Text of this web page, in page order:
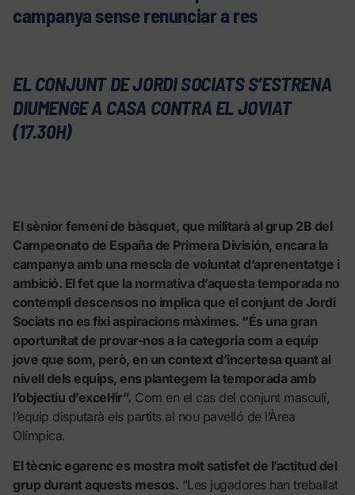
campanya sense renunciar a res
EL CONJUNT DE JORDI SOCIATS S’ESTRENA
DIUMENGE A CASA CONTRA EL JOVIAT
(17.30H)
El sènior femení de bàsquet, que militarà al grup 2B del
Campeonato de España de Primera División, encara la
campanya amb una mescla de voluntat d’aprenentatge i
ambició. El fet que la normativa d’aquesta temporada no
contempli descensos no implica que el conjunt de Jordi
Sociats no es fixi aspiracions màximes. “És una gran
oportunitat de provar-nos a la categoria com a equip
jove que som, però, en un context d’incertesa quant al
nivell dels equips, ens plantegem la temporada amb
l’objectiu d’excel·lir”. Com en el cas del conjunt masculí,
l’equip disputarà els partits al nou pavelló de l’Àrea
Olímpica.
El tècnic egarenc es mostra molt satisfet de l’actitud del
grup durant aquests mesos. “Les jugadores han treballat